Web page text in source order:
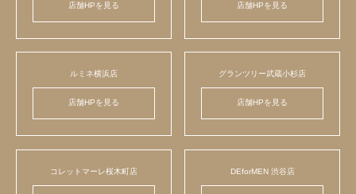
店舗HPを見る 店舗HPを見る
ルミネ横浜店
店舗HPを見る
グランツリー武蔵小杉店
店舗HPを見る
コレットマーレ桜木町店 DEforMEN 渋谷店